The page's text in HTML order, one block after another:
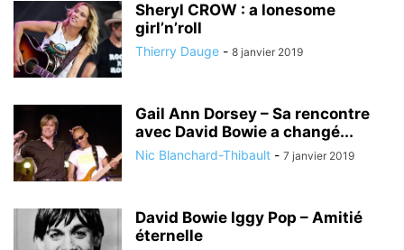
Sheryl CROW : a lonesome
girl’n’roll
Thierry Dauge - 8 janvier 2019
Gail Ann Dorsey – Sa rencontre
avec David Bowie a changé...
Nic Blanchard-Thibault - 7 janvier 2019
David Bowie Iggy Pop – Amitié
éternelle